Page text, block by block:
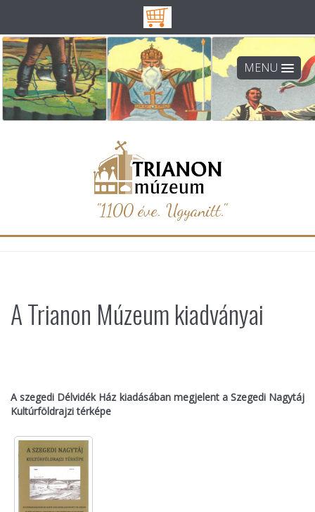
MENU
"1100 éve. Ugyanitt."
A Trianon Múzeum kiadványai
A szegedi Délvidék Ház kiadásában megjelent a Szegedi Nagytáj
Kultúrföldrajzi térképe